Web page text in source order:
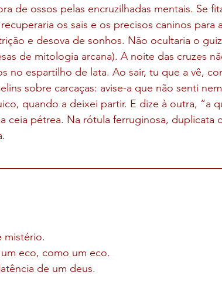
de ossos pelas encruzilhadas mentais. Se
os sais e os precisos caninos para
e desova de sonhos. Não ocultaria o
de mitologia arcana). A noite das cruzes
no espartilho de lata. Ao sair, tu que a vê,
sobre carcaças: avise-a que não senti
quando a deixei partir. E dize à outra, “a
ceia pétrea. Na rótula ferruginosa, duplicata
mistério.
eco, como um eco.
de um deus.